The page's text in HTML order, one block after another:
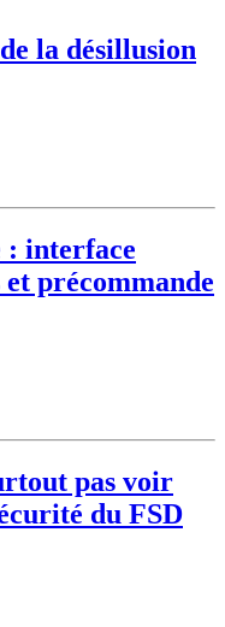
la désillusion
: interface
précommande
pas voir
du FSD